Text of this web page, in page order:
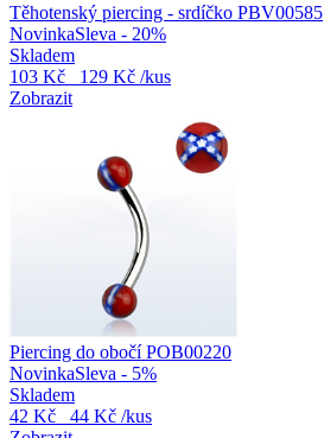
Těhotenský piercing - srdíčko PBV00585
NovinkaSleva - 20%
Skladem
103 Kč
129 Kč /kus
Zobrazit
Piercing do obočí POB00220
NovinkaSleva - 5%
Skladem
42 Kč
44 Kč /kus